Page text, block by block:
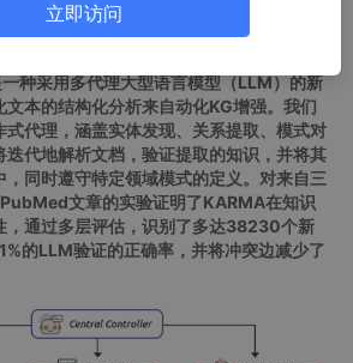
的知识图谱（KG）对于现代人工智能系统
种采用多代理大型语言模型（LLM）的新
本的结构化分析来自动化KG增强。我们
式代理，涵盖实体发现、关系提取、模式对
迭代地解析文档，验证提取的知识，并将其
同时遵守特定领域模式的定义。对来自三
文章的实验证明了KARMA在知识
，通过多层评估，识别了多达38230个新
的LLM验证的正确率，并将冲突边减少了
立即访问